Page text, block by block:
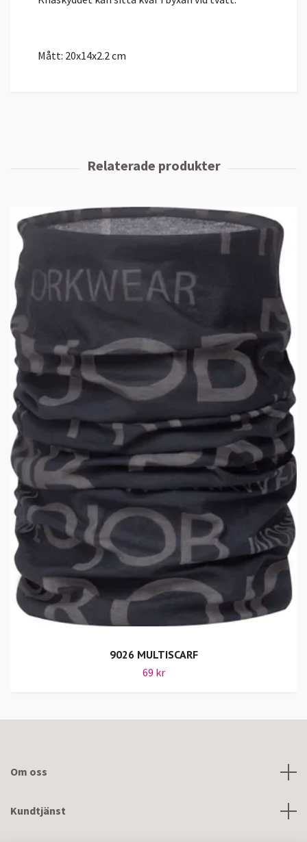
Mått: 20x14x2.2 cm
9026 MULTISCARF
69 kr
Om oss
Kundtjänst